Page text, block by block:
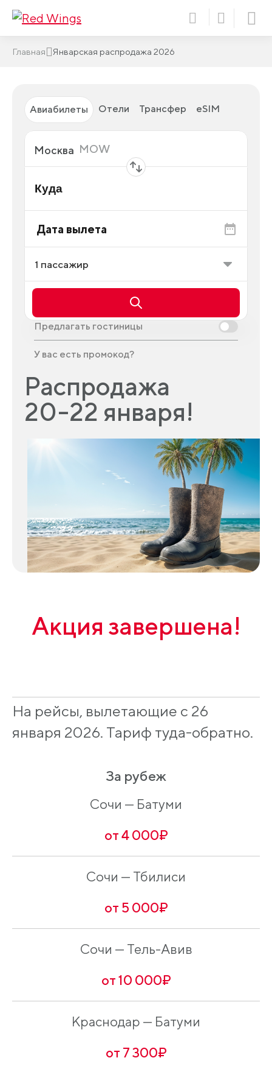
Главная Январская распродажа 2026
Авиабилеты Отели Трансфер eSIM
Откуда
Москва MOW
Куда
Дата вылета
1 пассажир
Предлагать гостиницы
У вас есть промокод?
Распродажа
20-22 января!
Акция завершена!
На рейсы, вылетающие с 26
января 2026. Тариф туда-обратно.
За рубеж
Сочи — Батуми
от 4 000₽
Сочи — Тбилиси
от 5 000₽
Сочи — Тель-Авив
от 10 000₽
Краснодар — Батуми
от 7 300₽